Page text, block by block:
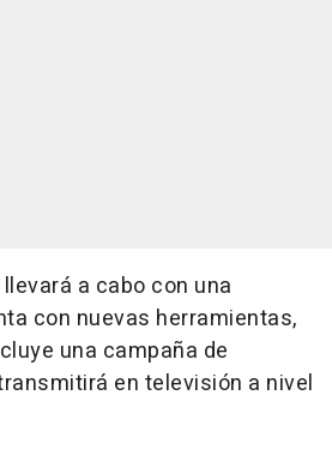
a cabo con una
con nuevas herramientas,
una campaña de
en televisión a nivel